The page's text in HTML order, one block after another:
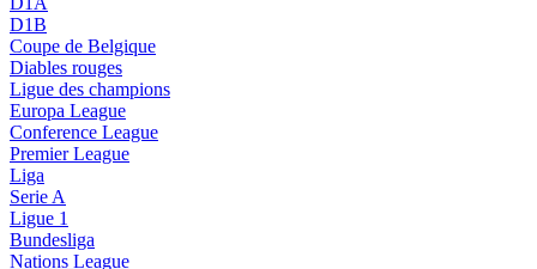
D1B
Coupe de Belgique
Diables rouges
Ligue des champions
Europa League
Conference League
Premier League
Liga
Serie A
Ligue 1
Bundesliga
Nations League